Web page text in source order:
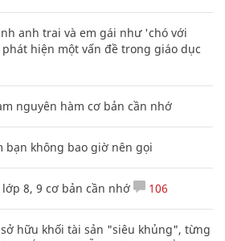
anh trai và em gái như 'chó với
hiện một vấn đề trong giáo dục
nguyên hàm cơ bản cần nhớ
bạn không bao giờ nên gọi
8, 9 cơ bản cần nhớ 106
hữu khối tài sản "siêu khủng", từng